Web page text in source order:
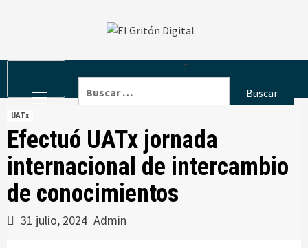
Menu
UATx
Efectuó UATx jornada
internacional de intercambio
de conocimientos
31 julio, 2024 Admin